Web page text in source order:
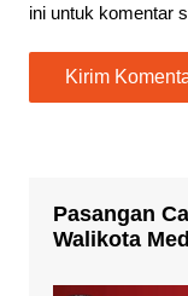
ini untuk komentar
Pasangan
Walikota